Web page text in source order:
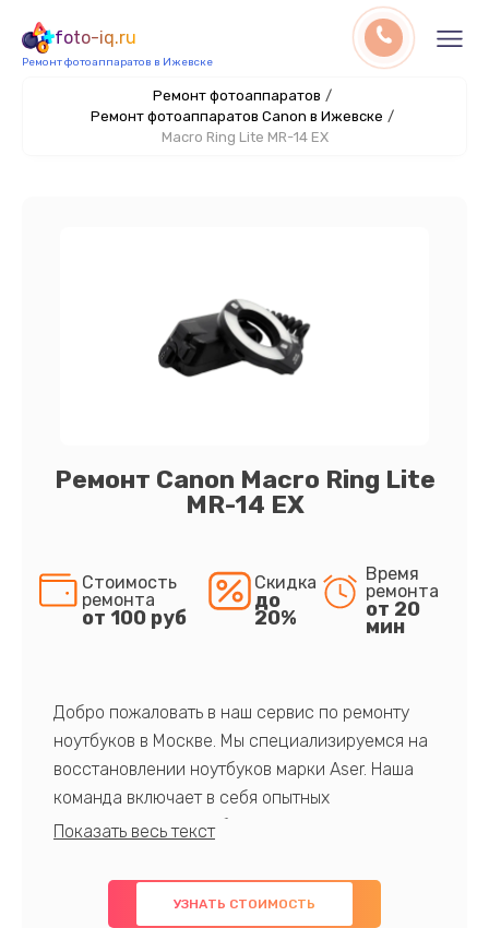
foto-iq.ru
Ремонт фотоаппаратов в Ижевске
Ремонт фотоаппаратов /
Ремонт фотоаппаратов Canon в Ижевске /
Macro Ring Lite MR-14 EX
Ремонт Canon Macro Ring Lite
MR-14 EX
Стоимость
ремонта
от 100 руб
Скидка
до
20%
Время
ремонта
от 20
мин
Добро пожаловать в наш сервис по ремонту
ноутбуков в Москве. Мы специализируемся на
восстановлении ноутбуков марки Aser. Наша
команда включает в себя опытных
профессионалов с обширными знаниями и
предлагаем быстрый и качественный ремонт с
использованием оригинальных компонентов, а
УЗНАТЬ СТОИМОСТЬ